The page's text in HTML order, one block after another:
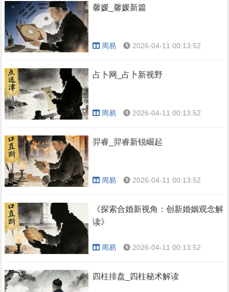
馨媛_馨媛新篇
周易 2026-04-11 00:13:52
占卜网_占卜新视野
周易 2026-04-11 00:13:52
羿睿_羿睿新锐崛起
周易 2026-04-11 00:13:52
《探索合婚新视角：创新婚姻观念解
读》
周易 2026-04-11 00:13:52
四柱排盘_四柱秘术解读